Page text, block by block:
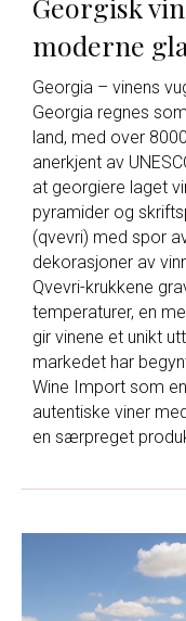
moderne
Georgia – vinens
Georgia regnes
land, med over
anerkjent av
at georgiere laget
pyramider og
(qvevri) med spor
dekorasjoner av
Qvevri-krukkene
temperaturer, en
gir vinene et unikt
markedet har
Wine Import som
autentiske viner
en særpreget